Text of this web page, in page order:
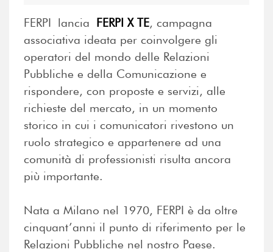
FERPI lancia FERPI X TE, campagna
associativa ideata per coinvolgere gli
operatori del mondo delle Relazioni
Pubbliche e della Comunicazione e
rispondere, con proposte e servizi, alle
richieste del mercato, in un momento
storico in cui i comunicatori rivestono un
ruolo strategico e appartenere ad una
comunità di professionisti risulta ancora
più importante.
Nata a Milano nel 1970, FERPI è da oltre
cinquant’anni il punto di riferimento per le
Relazioni Pubbliche nel nostro Paese.